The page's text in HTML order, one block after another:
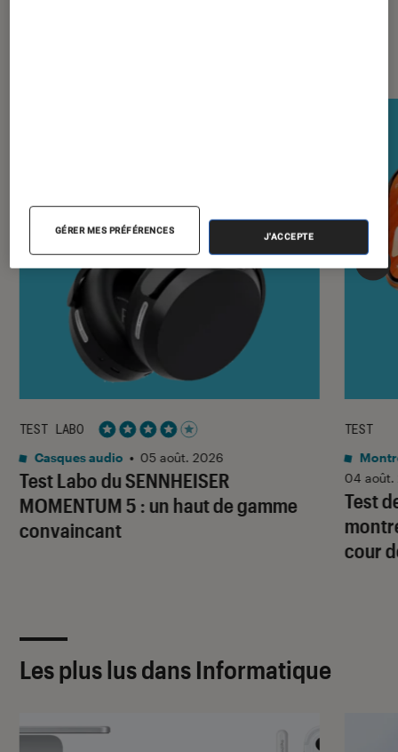
Test Labo du SENNHEISER
MOMENTUM 5 : un haut de gamme
convaincant
TEST LABO
Noté 4 étoiles sur 5
Casques audio • 05 août. 2026
Test
cour
TEST
04 août.
Les plus lus dans Informatique
GÉRER MES PRÉFÉRENCES
J'ACCEPTE